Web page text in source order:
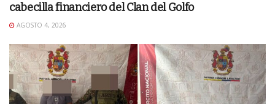
cabecilla financiero del Clan del Golfo
AGOSTO 4, 2026